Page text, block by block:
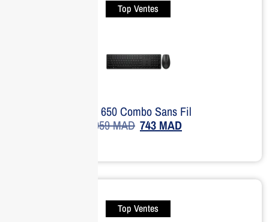
Top Ventes
HP 650 Combo Sans Fil
959MAD 743 MAD
Top Ventes